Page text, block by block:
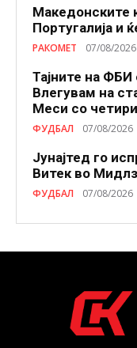
Македонските
Португалија и
РАКОМЕТ 07/08/2026
Тајните на
Влегувам на
Меси со
ФУДБАЛ 07/08/2026
Јунајтед го
Витек во
ФУДБАЛ 07/08/2026